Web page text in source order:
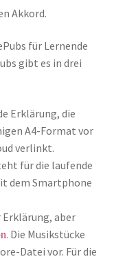
Akkord.
für Lernende
gibt es in drei
Erklärung, die
A4-Format vor
verlinkt.
für die laufende
dem Smartphone
aber
. Die Musikstücke
Datei vor. Für die